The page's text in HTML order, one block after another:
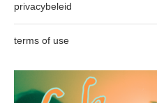
privacybeleid
terms of use